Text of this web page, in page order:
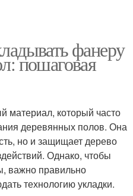
фанеру
пошаговая
материал, который часто
деревянных полов. Она
но и защищает дерево
Однако, чтобы
важно правильно
технологию укладки.